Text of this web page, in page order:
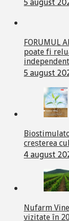
5 august
4 august
Nufarm
4 august